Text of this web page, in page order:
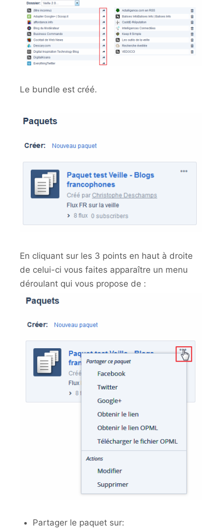
Le bundle est créé.
En cliquant sur les 3 points en haut à droite
de celui-ci vous faites apparaître un menu
déroulant qui vous propose de :
Partager le paquet sur: